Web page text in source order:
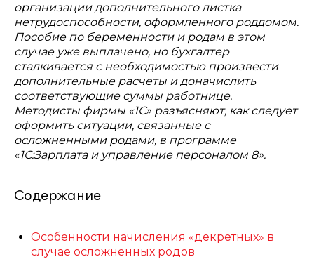
организации дополнительного листка
нетрудоспособности, оформленного роддомом.
Пособие по беременности и родам в этом
случае уже выплачено, но бухгалтер
сталкивается с необходимостью произвести
дополнительные расчеты и доначислить
соответствующие суммы работнице.
Методисты фирмы «1С» разъясняют, как следует
оформить ситуации, связанные с
осложненными родами, в программе
«1С:Зарплата и управление персоналом 8».
Содержание
Особенности начисления «декретных» в
случае осложненных родов